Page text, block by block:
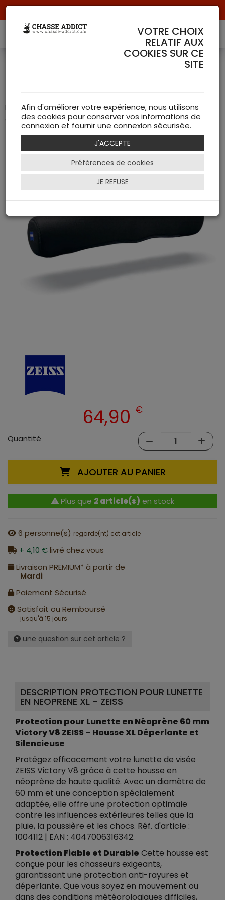
Protection pour lunette en
Protection en néoprène XL pour une protection optimale
de votre optique
64,90 €
Quantité
AJOUTER AU PANIER
Plus que 2 article(s) en stock
6 personne(s) regarde(nt) cet article
+ 4,10 €livré chez vous
Livraison PREMIUM* à partir de
Mardi
Paiement Sécurisé
Satisfait ou Remboursé
jusqu'à 15 jours
une question sur cet article ?
DESCRIPTION PROTECTION POUR LUNETTE
EN NEOPRENE XL - ZEISS
Protection pour Lunette en Néoprène 60 mm
Victory V8 ZEISS – Housse XL Déperlante et
Silencieuse
Protégez efficacement votre lunette de visée
ZEISS Victory V8 grâce à cette housse en
néoprène de haute qualité. Avec un diamètre de
60 mm et une conception spécialement
adaptée, elle offre une protection optimale
contre les influences extérieures telles que la
pluie, la poussière et les chocs. Réf. d'article :
1004112 | EAN : 4047006316342.
Protection Fiable et Durable Cette housse est
conçue pour les chasseurs exigeants,
garantissant une protection anti-rayures et
déperlante. Que vous soyez en mouvement ou
dans des conditions météorologiques difficiles,
VOTRE CHOIX
RELATIF AUX
COOKIES SUR CE
SITE
Afin d'améliorer votre expérience, nous utilisons
des cookies pour conserver vos informations de
connexion et fournir une connexion sécurisée.
J'ACCEPTE
Préférences de cookies
JE REFUSE